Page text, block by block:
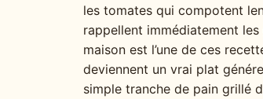
les tomates qui compotent
rappellent immédiatement
maison est l’une de ces
deviennent un vrai plat
simple tranche de pain grillé